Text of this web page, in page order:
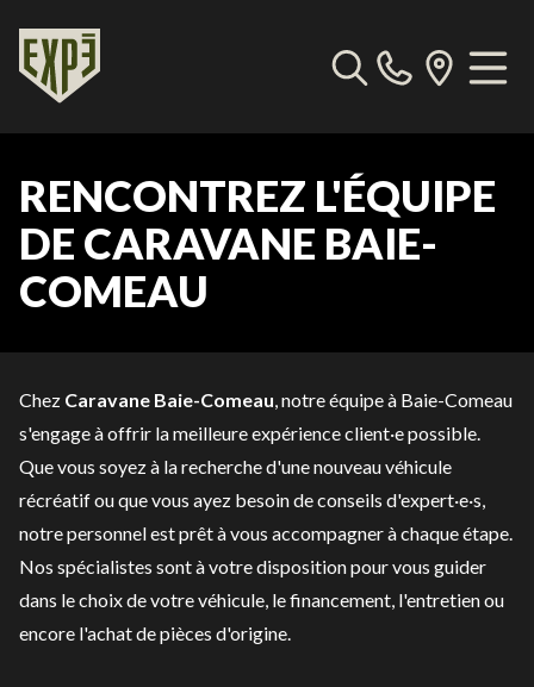
RENCONTREZ L'ÉQUIPE
DE CARAVANE BAIE-
COMEAU
Chez Caravane Baie-Comeau, notre équipe à Baie-Comeau
s'engage à offrir la meilleure expérience client·e possible.
Que vous soyez à la recherche d'une nouveau véhicule
récréatif ou que vous ayez besoin de conseils d'expert·e·s,
notre personnel est prêt à vous accompagner à chaque étape.
Nos spécialistes sont à votre disposition pour vous guider
dans le choix de votre véhicule, lefinancement, l'entretienou
encore l'achat depièces d'origine.